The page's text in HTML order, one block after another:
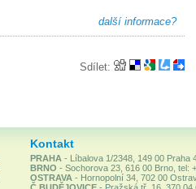
další informace?
Sdílet:
Kontakt
PRAHA - Líbalova 1/2348, 149 00 Praha
BRNO - Sochorova 23, 616 00 Brno, tel:
OSTRAVA - Hornopolní 34, 702 00